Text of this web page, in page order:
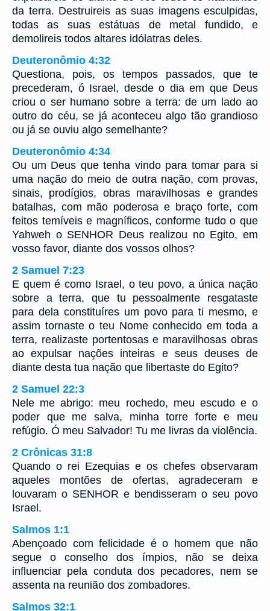
da terra. Destruireis as suas imagens esculpidas,
todas as suas estátuas de metal fundido, e
demolireis todos altares idólatras deles.
Deuteronômio 4:32
Questiona, pois, os tempos passados, que te
precederam, ó Israel, desde o dia em que Deus
criou o ser humano sobre a terra: de um lado ao
outro do céu, se já aconteceu algo tão grandioso
ou já se ouviu algo semelhante?
Deuteronômio 4:34
Ou um Deus que tenha vindo para tomar para si
uma nação do meio de outra nação, com provas,
sinais, prodígios, obras maravilhosas e grandes
batalhas, com mão poderosa e braço forte, com
feitos temíveis e magníficos, conforme tudo o que
Yahweh o SENHOR Deus realizou no Egito, em
vosso favor, diante dos vossos olhos?
2 Samuel 7:23
E quem é como Israel, o teu povo, a única nação
sobre a terra, que tu pessoalmente resgataste
para dela constituíres um povo para ti mesmo, e
assim tornaste o teu Nome conhecido em toda a
terra, realizaste portentosas e maravilhosas obras
ao expulsar nações inteiras e seus deuses de
diante desta tua nação que libertaste do Egito?
2 Samuel 22:3
Nele me abrigo: meu rochedo, meu escudo e o
poder que me salva, minha torre forte e meu
refúgio. Ó meu Salvador! Tu me livras da violência.
2 Crônicas 31:8
Quando o rei Ezequias e os chefes observaram
aqueles montões de ofertas, agradeceram e
louvaram o SENHOR e bendisseram o seu povo
Israel.
Salmos 1:1
Abençoado com felicidade é o homem que não
segue o conselho dos ímpios, não se deixa
influenciar pela conduta dos pecadores, nem se
assenta na reunião dos zombadores.
Salmos 32:1